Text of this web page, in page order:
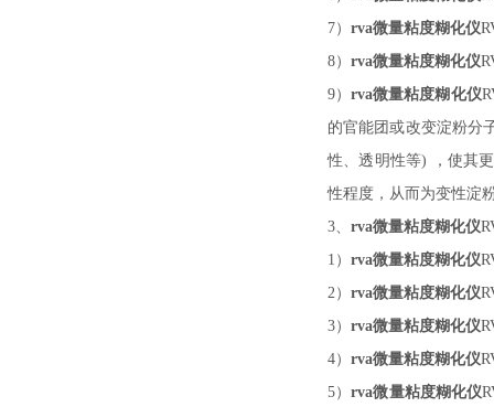
7） rva微量粘度糊化仪
8） rva微量粘度糊化仪
9）rva微量粘度糊化仪
的官能团或改变淀粉分
性、透明性等) ，使其
性程度，从而为变性淀
3、 rva微量粘度糊化仪
1） rva微量粘度糊化仪
2） rva微量粘度糊化仪
3） rva微量粘度糊化仪
4） rva微量粘度糊化仪
5）rva微量粘度糊化仪